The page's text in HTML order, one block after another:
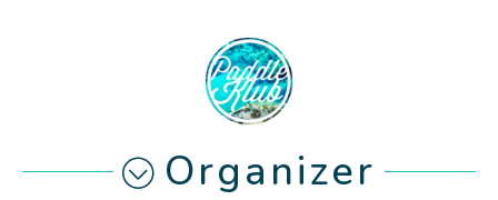
Organizer